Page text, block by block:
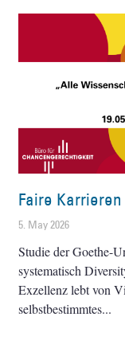
Faire
5. May 2026
Studie der Goethe-
systematisch
Exzellenz lebt von
selbstbestimmtes